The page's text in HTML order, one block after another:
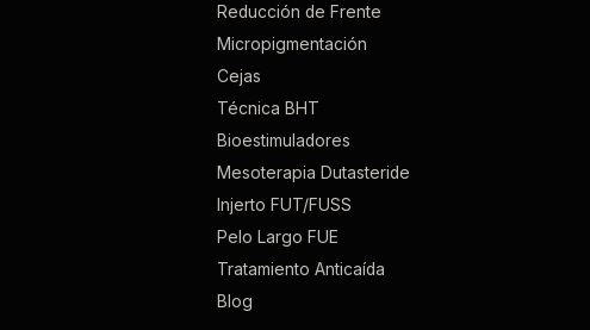
Reducción de Frente
Micropigmentación
Cejas
Técnica BHT
Bioestimuladores
Mesoterapia Dutasteride
Injerto FUT/FUSS
Pelo Largo FUE
Tratamiento Anticaída
Blog